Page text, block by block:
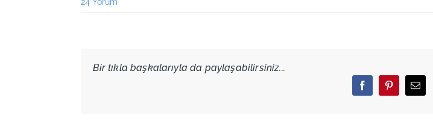
24 Yorum
Bir tıkla başkalarıyla da paylaşabilirsiniz...
FacebookPinterestEmail